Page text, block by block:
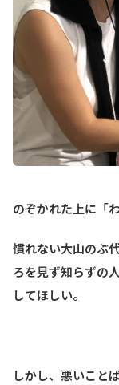
のぞかれた上に「
慣れない大山のぶ
ろを見ず知らずの
してほしい。
しかし、悪いこと